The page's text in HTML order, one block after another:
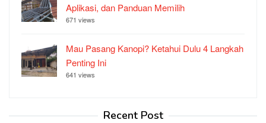
Aplikasi, dan Panduan Memilih
671 views
Mau Pasang Kanopi? Ketahui Dulu 4 Langkah
Penting Ini
641 views
Recent Post